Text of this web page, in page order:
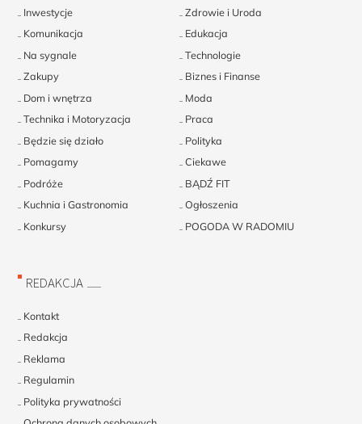
Inwestycje
Zdrowie i Uroda
Komunikacja
Edukacja
Na sygnale
Technologie
Zakupy
Biznes i Finanse
Dom i wnętrza
Moda
Technika i Motoryzacja
Praca
Będzie się działo
Polityka
Pomagamy
Ciekawe
Podróże
BĄDŹ FIT
Kuchnia i Gastronomia
Ogłoszenia
Konkursy
POGODA W RADOMIU
REDAKCJA
Kontakt
Redakcja
Reklama
Regulamin
Polityka prywatności